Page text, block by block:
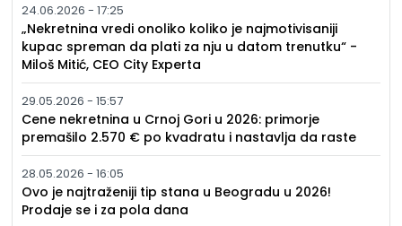
24.06.2026 - 17:25
„Nekretnina vredi onoliko koliko je najmotivisaniji
kupac spreman da plati za nju u datom trenutku“ -
Miloš Mitić, CEO City Experta
29.05.2026 - 15:57
Cene nekretnina u Crnoj Gori u 2026: primorje
premašilo 2.570 € po kvadratu i nastavlja da raste
28.05.2026 - 16:05
Ovo je najtraženiji tip stana u Beogradu u 2026!
Prodaje se i za pola dana